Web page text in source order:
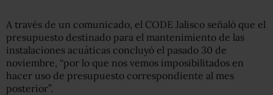
A través de un comunicado, el CODE Jalisco señaló que el
presupuesto destinado para el mantenimiento de las
instalaciones acuáticas concluyó el pasado 30 de
noviembre, “por lo que nos vemos imposibilitados en
hacer uso de presupuesto correspondiente al mes
posterior”.